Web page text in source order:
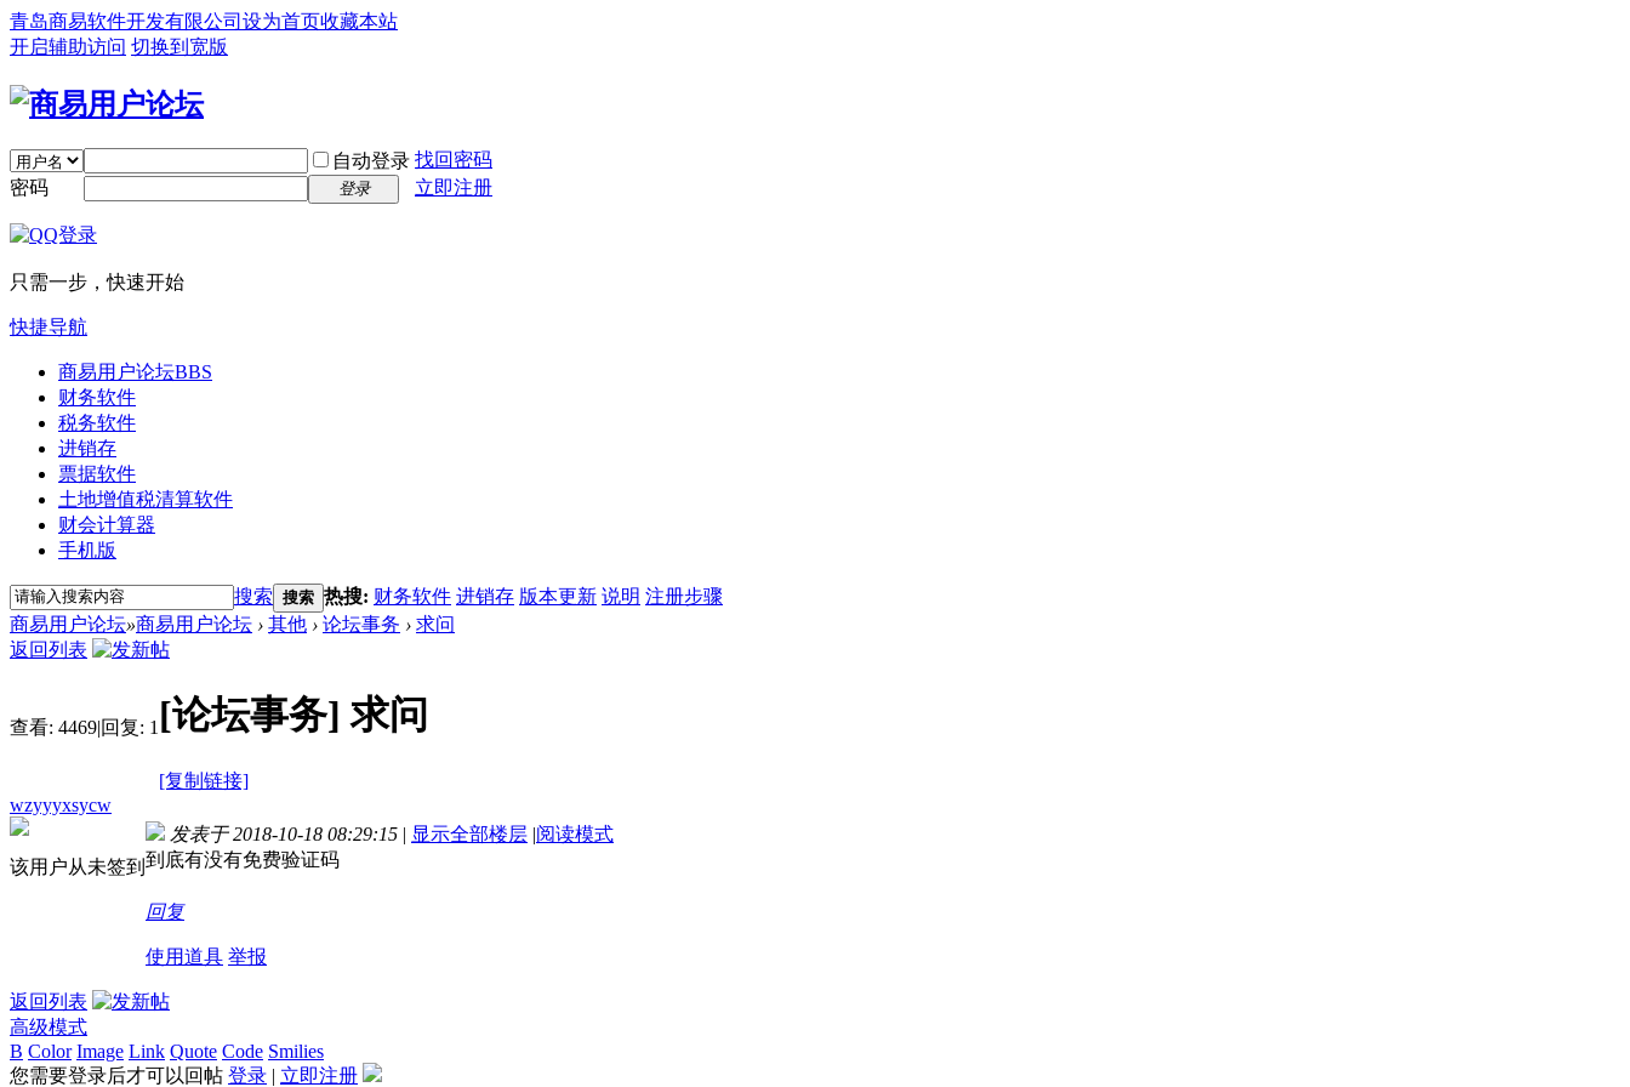
青岛商易软件开发有限公司 设为首页收藏本站
开启辅助访问 切换到宽版
自动登录 找回密码
密码
登录 立即注册
只需一步，快速开始
快捷导航
商易用户论坛BBS
财务软件
税务软件
进销存
票据软件
土地增值税清算软件
财会计算器
手机版
搜索 搜索 热搜: 财务软件 进销存 版本更新 说明 注册步骤
商易用户论坛»商易用户论坛 › 其他 › 论坛事务 › 求问
返回列表
查看: 4469|回复: 1 [论坛事务]求问
[复制链接]
wzyyyxsycw
该用户从未签到
发表于 2018-10-18 08:29:15 | 显示全部楼层 |阅读模式
到底有没有免费验证码
回复
使用道具 举报
返回列表
高级模式
B Color Image Link Quote Code Smilies
您需要登录后才可以回帖 登录 | 立即注册